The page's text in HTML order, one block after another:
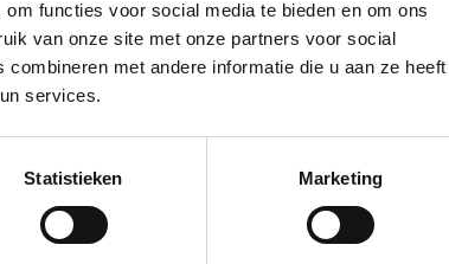
functies voor social media te bieden en om ons
van onze site met onze partners voor social
met andere informatie die u aan ze heeft
services.
Statistieken Marketing